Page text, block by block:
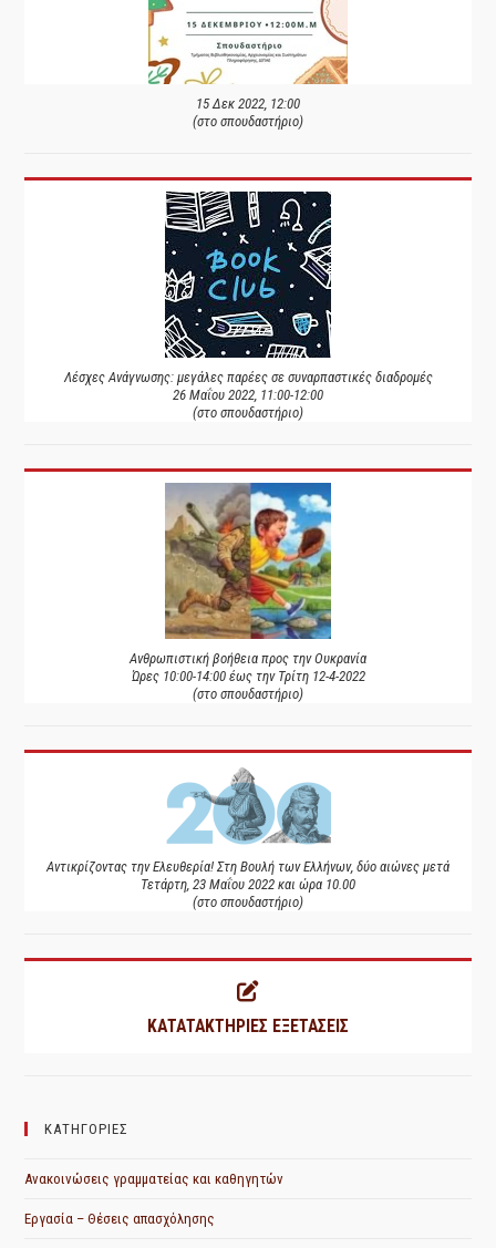
15 Δεκ 2022, 12:00
(στο σπουδαστήριο)
Λέσχες Ανάγνωσης: μεγάλες παρέες σε συναρπαστικές διαδρομές
26 Μαΐου 2022, 11:00-12:00
(στο σπουδαστήριο)
Ανθρωπιστική βοήθεια προς την Ουκρανία
Ώρες 10:00-14:00 έως την Τρίτη 12-4-2022
(στο σπουδαστήριο)
Αντικρίζοντας την Ελευθερία! Στη Βουλή των Ελλήνων, δύο αιώνες μετά
Τετάρτη, 23 Μαΐου 2022 και ώρα 10.00
(στο σπουδαστήριο)
ΚΑΤΑΤΑΚΤΗΡΙΕΣ ΕΞΕΤΑΣΕΙΣ
ΚΑΤΗΓΟΡΙΕΣ
Ανακοινώσεις γραμματείας και καθηγητών
Εργασία – Θέσεις απασχόλησης